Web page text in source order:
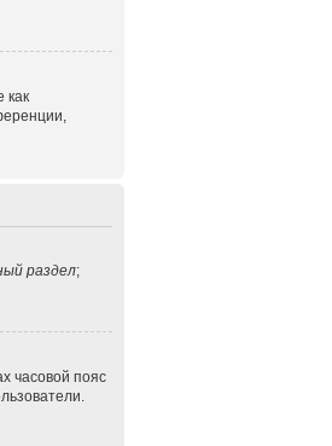
как
раздел;
часовой пояс